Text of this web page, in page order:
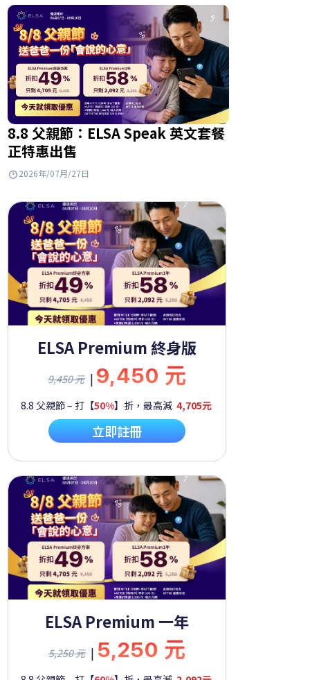
8.8 父親節：ELSA Speak 英文套餐
正特惠出售
2026年/07月/27日
ELSA Premium 終身版
9,450 元 | 9,450 元
8.8 父親節 – 打【50%】折，最高減 4,705元
立即註冊
ELSA Premium 一年
5,250 元 | 5,250 元